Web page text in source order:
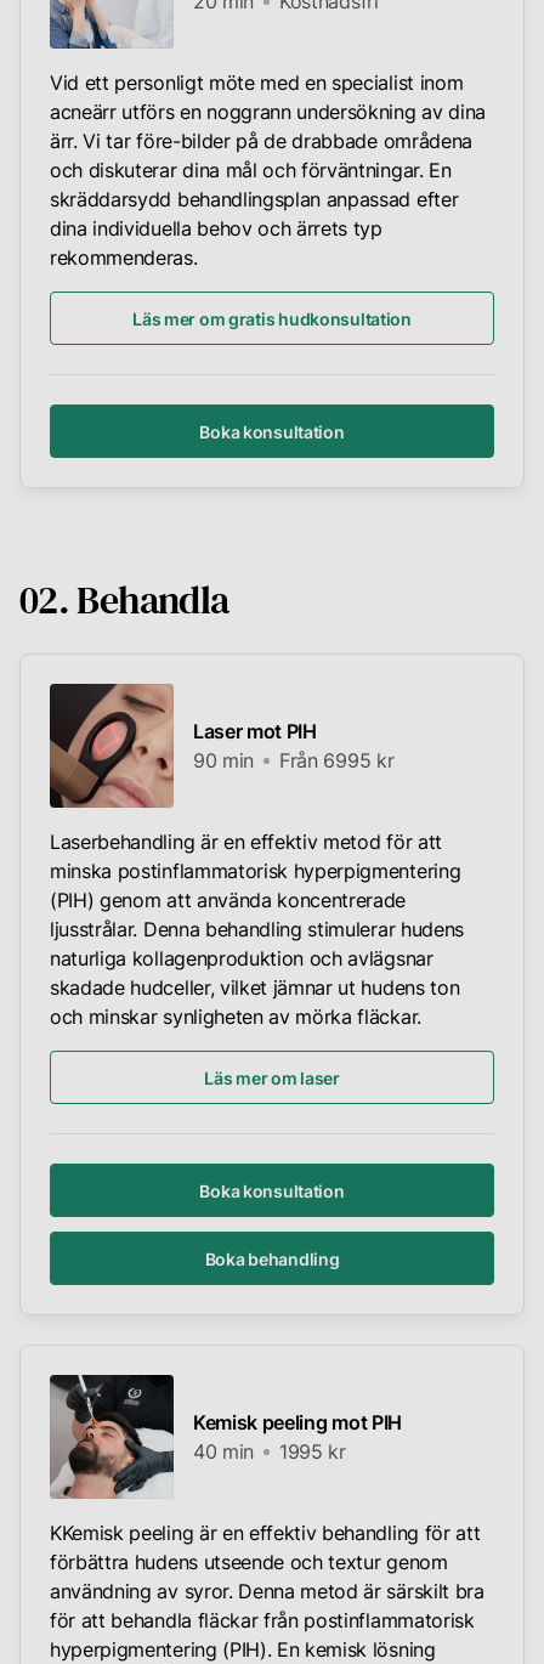
Vid ett personligt möte med en specialist inom
acneärr utförs en noggrann undersökning av dina
ärr. Vi tar före-bilder på de drabbade områdena
och diskuterar dina mål och förväntningar. En
skräddarsydd behandlingsplan anpassad efter
dina individuella behov och ärrets typ
rekommenderas.
Läs mer om gratis hudkonsultation
Boka konsultation
02. Behandla
Laser mot PIH
90 min
Från 6995 kr
Laserbehandling är en effektiv metod för att
minska postinflammatorisk hyperpigmentering
(PIH) genom att använda koncentrerade
ljusstrålar. Denna behandling stimulerar hudens
naturliga kollagenproduktion och avlägsnar
skadade hudceller, vilket jämnar ut hudens ton
och minskar synligheten av mörka fläckar.
Läs mer om laser
Boka konsultation
Boka behandling
Kemisk peeling mot PIH
40 min
1995 kr
KKemisk peeling är en effektiv behandling för att
förbättra hudens utseende och textur genom
användning av syror. Denna metod är särskilt bra
för att behandla fläckar från postinflammatorisk
hyperpigmentering (PIH). En kemisk lösning